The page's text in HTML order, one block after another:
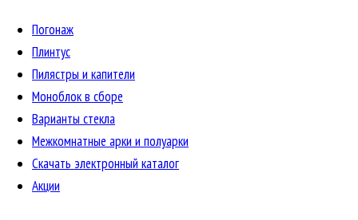
Погонаж
Плинтус
Пилястры и капители
Моноблок в сборе
Варианты стекла
Межкомнатные арки и полуарки
Скачать электронный каталог
Акции